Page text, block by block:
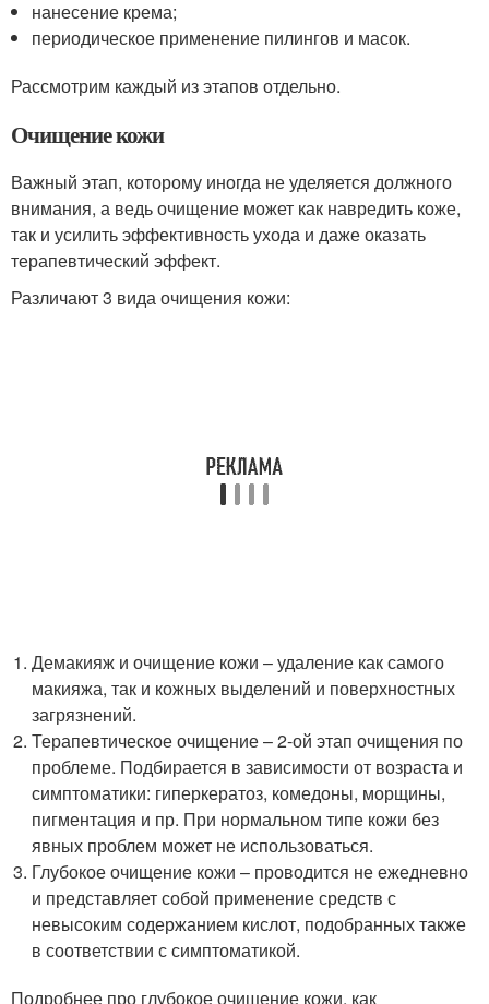
нанесение крема;
периодическое применение пилингов и масок.
Рассмотрим каждый из этапов отдельно.
Очищение кожи
Важный этап, которому иногда не уделяется должного
внимания, а ведь очищение может как навредить коже,
так и усилить эффективность ухода и даже оказать
терапевтический эффект.
Различают 3 вида очищения кожи:
Демакияж и очищение кожи – удаление как самого
макияжа, так и кожных выделений и поверхностных
загрязнений.
Терапевтическое очищение – 2-ой этап очищения по
проблеме. Подбирается в зависимости от возраста и
симптоматики: гиперкератоз, комедоны, морщины,
пигментация и пр. При нормальном типе кожи без
явных проблем может не использоваться.
Глубокое очищение кожи – проводится не ежедневно
и представляет собой применение средств с
невысоким содержанием кислот, подобранных также
в соответствии с симптоматикой.
Подробнее про глубокое очищение кожи, как